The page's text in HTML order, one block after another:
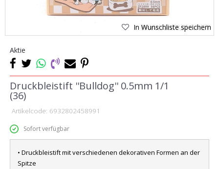
In Wunschliste speichern
Aktie
Druckbleistift ''Bulldog'' 0.5mm 1/1
(36)
Artikelcode: 6932802458991
Sofort verfügbar
• Druckbleistift mit verschiedenen dekorativen Formen an der
Spitze